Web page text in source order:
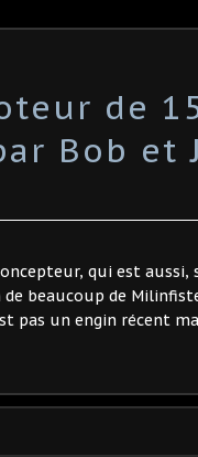
de
Bob et
qui est
beaucoup de
pas un engin récent